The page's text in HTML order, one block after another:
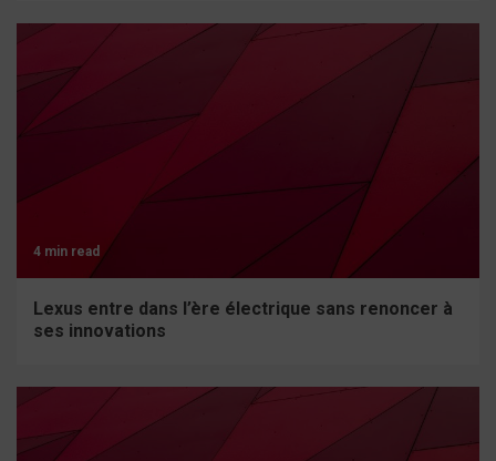
4 min read
Lexus entre dans l’ère électrique sans renoncer à
ses innovations